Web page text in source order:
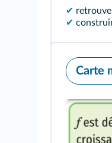
✔
✔
Carte